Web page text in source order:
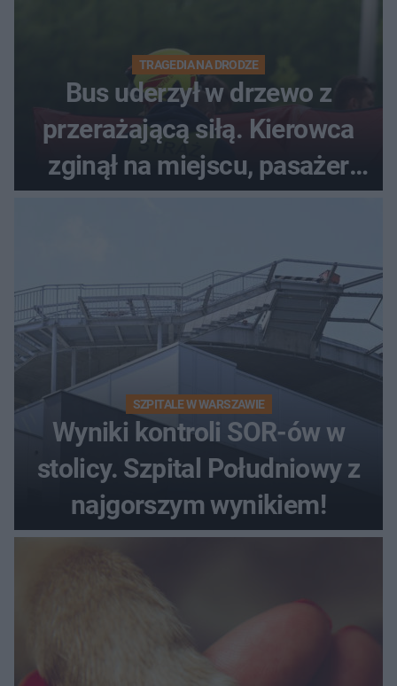
TRAGEDIA NA DRODZE
Bus uderzył w drzewo z
przerażającą siłą. Kierowca
zginął na miejscu, pasażer
walczy o życie
SZPITALE W WARSZAWIE
Wyniki kontroli SOR-ów w
stolicy. Szpital Południowy z
najgorszym wynikiem!